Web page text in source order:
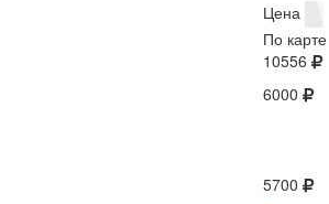
Цена
По карте
10556
6000
5700